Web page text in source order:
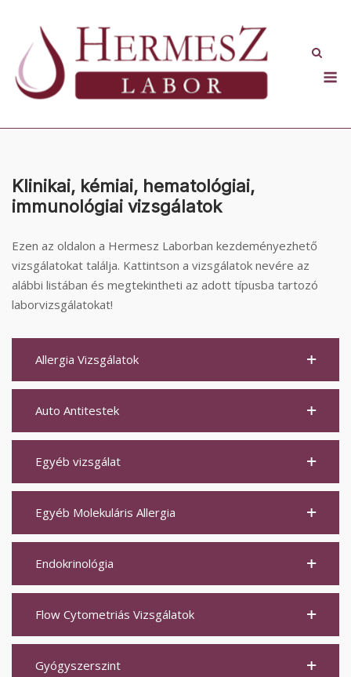
content
Klinikai, kémiai, hematológiai,
immunológiai vizsgálatok
Ezen az oldalon a Hermesz Laborban kezdeményezhető
vizsgálatokat találja. Kattintson a vizsgálatok nevére az
alábbi listában és megtekintheti az adott típusba tartozó
laborvizsgálatokat!
Allergia Vizsgálatok
Auto Antitestek
Egyéb vizsgálat
Egyéb Molekuláris Allergia
Endokrinológia
Flow Cytometriás Vizsgálatok
Gyógyszerszint